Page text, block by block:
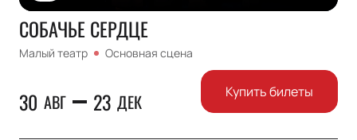
СОБАЧЬЕ СЕРДЦЕ
Малый театр Основная сцена
30 АВГ 23 ДЕК Купить билеты